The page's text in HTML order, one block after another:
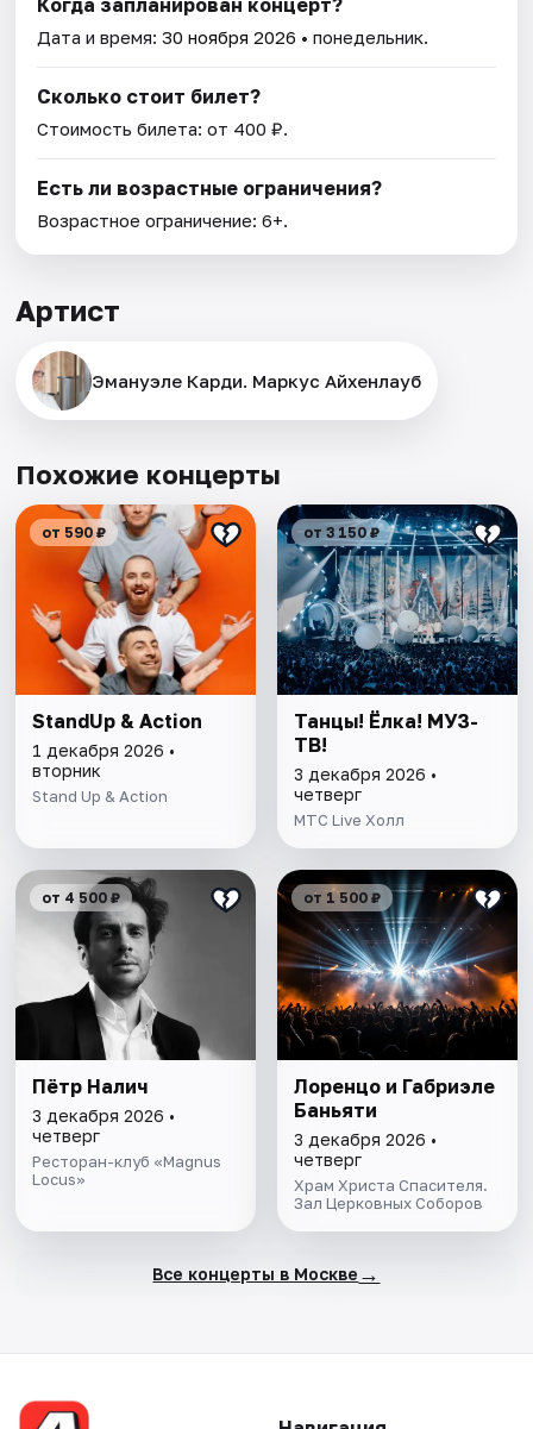
Когда запланирован концерт?
Дата и время:30 ноября 2026 • понедельник.
Сколько стоит билет?
Стоимость билета: от 400 ₽.
Есть ли возрастные ограничения?
Возрастное ограничение: 6+.
Артист
Эмануэле Карди. Маркус Айхенлауб
Похожие концерты
от 590 ₽
StandUp & Action
1 декабря 2026 •
вторник
Stand Up & Action
от 3 150 ₽
Танцы! Ёлка! МУЗ-
ТВ!
3 декабря 2026 •
четверг
MTC Live Холл
от 4 500 ₽
Пётр Налич
3 декабря 2026 •
четверг
Ресторан-клуб «Magnus
Locus»
от 1 500 ₽
Лоренцо и Габриэле
Баньяти
3 декабря 2026 •
четверг
Храм Христа Спасителя.
Зал Церковных Соборов
Все концерты в Москве →